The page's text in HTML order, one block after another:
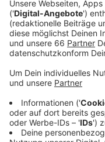
insgesamt sieben
Veröffentlicht:
Getestet wurden
Einrichtungen. Von
betroffenen